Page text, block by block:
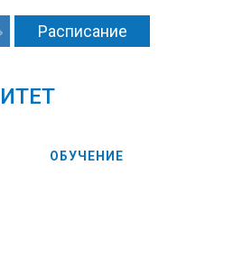
Расписание
ОБУЧЕНИЕ